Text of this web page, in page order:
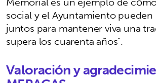
social y el Ayuntamiento
juntos para mantener viva una
supera los cuarenta años".
Valoración y